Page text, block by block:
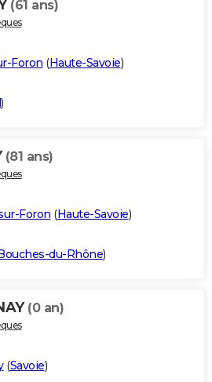
(61 ans)
Foron (Haute-Savoie)
)
(81 ans)
Foron (Haute-Savoie)
du-Rhône)
(0 an)
(Savoie)